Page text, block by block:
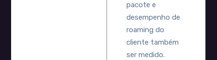
pacote e
desempenho de
roaming do
cliente também
ser medido.